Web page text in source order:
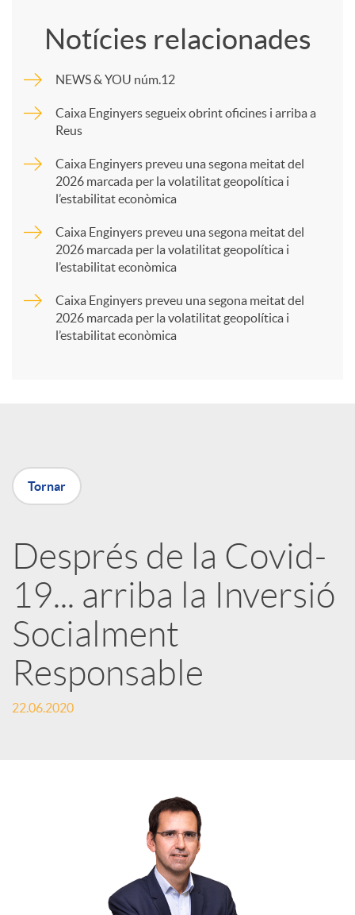
m
p
a
X
r
x
e
s
Notícies relacionades
NEWS & YOU núm.12
Caixa Enginyers segueix obrint oficines i arriba a
Reus
Caixa Enginyers preveu una segona meitat del
2026 marcada per la volatilitat geopolítica i
l’estabilitat econòmica
Caixa Enginyers preveu una segona meitat del
2026 marcada per la volatilitat geopolítica i
l’estabilitat econòmica
Caixa Enginyers preveu una segona meitat del
2026 marcada per la volatilitat geopolítica i
l’estabilitat econòmica
Tornar
Després de la Covid-
19... arriba la Inversió
Socialment
Responsable
22.06.2020